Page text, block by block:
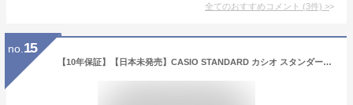
全てのおすすめコメント (3件) >
no. 15
【10年保証】【日本未発売】CASIO STANDARD カシオ スタンダード LTP-1177A 腕時計 時計 ブランド レディース キッズ 子供 女の子 チープカシオ チプカシ アナログ シルバー ブラック 黒 ブルー 青 グリーン 緑 ピンク シンプル 海外モデル メタル ギフト プレゼント